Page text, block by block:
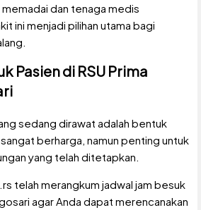
dan tenaga medis
ini menjadi pilihan utama bagi
Pasien di RSU Prima
sedang dirawat adalah bentuk
berharga, namun penting untuk
yang telah ditetapkan.
telah merangkum jadwal jam besuk
agar Anda dapat merencanakan